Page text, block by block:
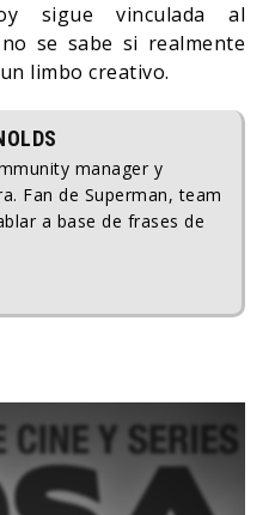
sigue vinculada al
se sabe si realmente
limbo creativo.
manager y
Fan de Superman, team
a base de frases de